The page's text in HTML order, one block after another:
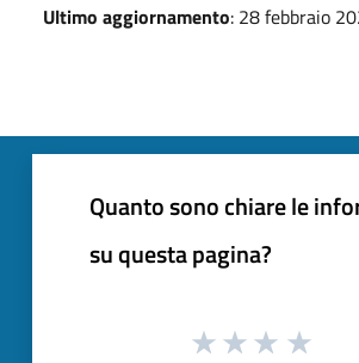
Ultimo aggiornamento: 28 febbraio
Quanto sono chiare le
su questa pagina?